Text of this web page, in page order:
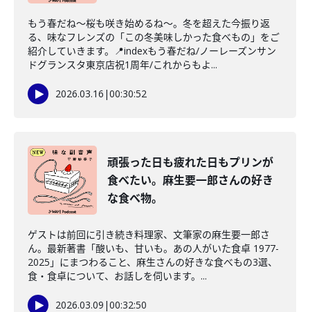
もう春だね〜桜も咲き始めるね〜。冬を超えた今振り返
る、味なフレンズの「この冬美味しかった食べもの」をご
紹介していきます。📍indexもう春だね/ノーレーズンサン
ドグランスタ東京店祝1周年/これからもよ...
2026.03.16 |00:30:52
頑張った日も疲れた日もプリンが
食べたい。麻生要一郎さんの好き
な食べ物。
ゲストは前回に引き続き料理家、文筆家の麻生要一郎さ
ん。最新著書「酸いも、甘いも。あの人がいた食卓 1977-
2025」にまつわること、麻生さんの好きな食べもの3選、
食・食卓について、お話しを伺います。...
2026.03.09 |00:32:50